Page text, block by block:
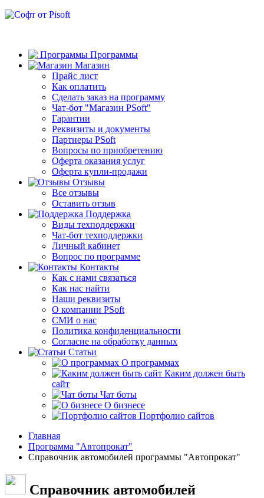
Программы
Магазин
Прайс лист
Как оплатить
Сделать заказ на программу
Чат-бот "Магазин PSoft"
Гарантии
Реквизиты и документы
Партнеры PSoft
Вопросы по приобретению
Оферта оказания услуг
Оферта купли-продажи
Отзывы
Все отзывы
Оставить отзыв
Поддержка
Виды техподдержки
Чат-бот техподдержки
Личный кабинет
Вопрос по программе
Контакты
Как с нами связаться
Как нас найти
Наши реквизиты
О компании PSoft
СМИ о нас
Политика конфиденциальности
Согласие на обработку данных
Статьи
О программах
Каким должен быть
сайт
Чат боты
О бизнесе
Портфолио сайтов
Главная
Программа "Автопрокат"
Справочник автомобилей программы "Автопрокат"
Справочник автомобилей